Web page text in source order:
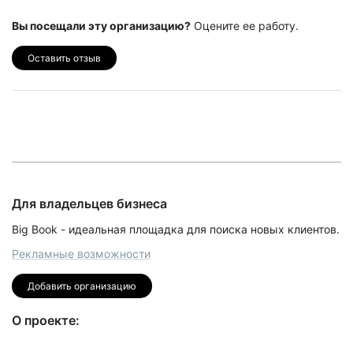
Вы посещали эту организацию? Оцените ее работу.
Оставить отзыв
Для владельцев бизнеса
Big Book - идеальная площадка для поиска новых клиентов.
Рекламные возможности
Добавить организацию
О проекте: